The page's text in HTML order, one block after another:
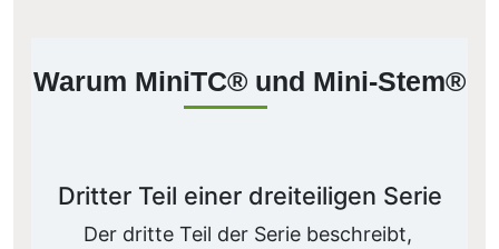
Warum MiniTC® und Mini-Stem®
Dritter Teil einer dreiteiligen Serie
Der dritte Teil der Serie beschreibt,